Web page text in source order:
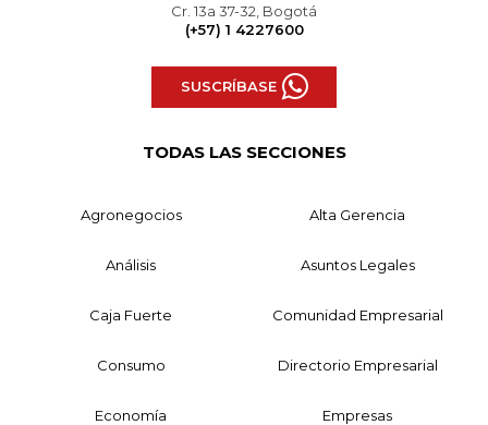
Cr. 13a 37-32, Bogotá
(+57) 1 4227600
SUSCRÍBASE
TODAS LAS SECCIONES
Agronegocios Alta Gerencia
Análisis Asuntos Legales
Caja Fuerte Comunidad Empresarial
Consumo Directorio Empresarial
Economía Empresas